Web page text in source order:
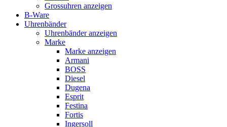
Grossuhren anzeigen
B-Ware
Uhrenbänder
Uhrenbänder anzeigen
Marke
Marke anzeigen
Armani
BOSS
Diesel
Dugena
Esprit
Festina
Fortis
Ingersoll